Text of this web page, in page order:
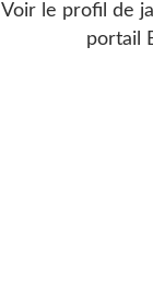
Voir le profil de
portail